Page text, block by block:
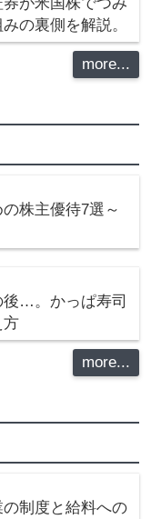
の裏側を解説。
more...
株主優待7選～
後…。かっぱ寿司
方
more...
制度と給料への